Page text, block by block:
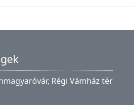
Régi Vámház tér